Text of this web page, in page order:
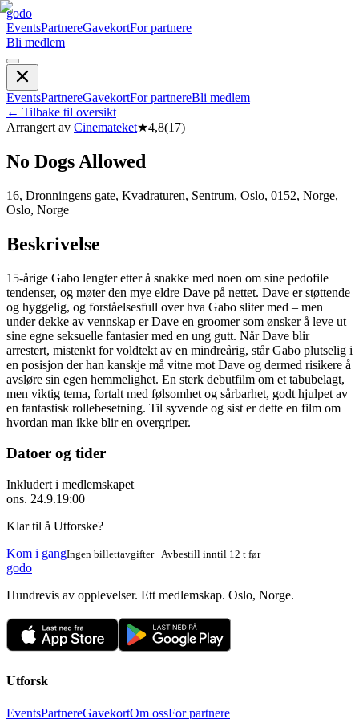
godo
EventsPartnereGavekortFor partnere
Bli medlem
EventsPartnereGavekortFor partnereBli medlem
← Tilbake til oversikt
Arrangert av Cinemateket★4,8(17)
No Dogs Allowed
16, Dronningens gate, Kvadraturen, Sentrum, Oslo, 0152, Norge,
Oslo, Norge
Beskrivelse
15-årige Gabo lengter etter å snakke med noen om sine pedofile
tendenser, og møter den mye eldre Dave på nettet. Dave er støttende
og hyggelig, og forståelsesfull over hva Gabo sliter med – men
under dekke av vennskap er Dave en groomer som ønsker å leve ut
sine egne seksuelle fantasier med en ung gutt. Når Dave blir
arrestert, mistenkt for voldtekt av en mindreårig, står Gabo plutselig i
en posisjon der han kanskje må vitne mot Dave og dermed risikere å
avsløre sin egen hemmelighet. En sterk debutfilm om et tabubelagt,
men viktig tema, fortalt med følsomhet og sårbarhet, godt hjulpet av
en fantastisk rollebesetning. Til syvende og sist er dette en film om
hvordan man ikke blir en overgriper.
Datoer og tider
Inkludert i medlemskapet
ons. 24.9.19:00
Klar til å Utforske?
Kom i gangIngen billettavgifter · Avbestill inntil 12 t før
godo
Hundrevis av opplevelser. Ett medlemskap. Oslo, Norge.
Utforsk
EventsPartnereGavekortOm ossFor partnere